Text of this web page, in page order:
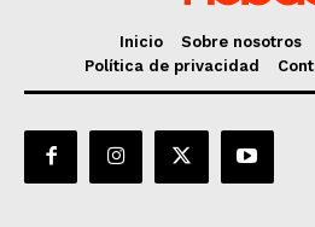
Inicio Sobre nosotros
Política de privacidad